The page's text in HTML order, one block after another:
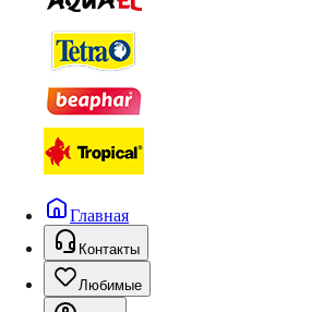
Главная
Контакты
Любимые